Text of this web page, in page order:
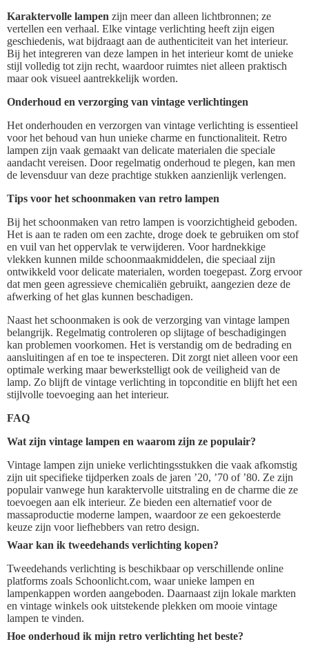
Karaktervolle lampen zijn meer dan alleen lichtbronnen; ze
vertellen een verhaal. Elke vintage verlichting heeft zijn eigen
geschiedenis, wat bijdraagt aan de authenticiteit van het interieur.
Bij het integreren van deze lampen in het interieur komt de unieke
stijl volledig tot zijn recht, waardoor ruimtes niet alleen praktisch
maar ook visueel aantrekkelijk worden.
Onderhoud en verzorging van vintage verlichtingen
Het onderhouden en verzorgen van vintage verlichting is essentieel
voor het behoud van hun unieke charme en functionaliteit. Retro
lampen zijn vaak gemaakt van delicate materialen die speciale
aandacht vereisen. Door regelmatig onderhoud te plegen, kan men
de levensduur van deze prachtige stukken aanzienlijk verlengen.
Tips voor het schoonmaken van retro lampen
Bij het schoonmaken van retro lampen is voorzichtigheid geboden.
Het is aan te raden om een zachte, droge doek te gebruiken om stof
en vuil van het oppervlak te verwijderen. Voor hardnekkige
vlekken kunnen milde schoonmaakmiddelen, die speciaal zijn
ontwikkeld voor delicate materialen, worden toegepast. Zorg ervoor
dat men geen agressieve chemicaliën gebruikt, aangezien deze de
afwerking of het glas kunnen beschadigen.
Naast het schoonmaken is ook de verzorging van vintage lampen
belangrijk. Regelmatig controleren op slijtage of beschadigingen
kan problemen voorkomen. Het is verstandig om de bedrading en
aansluitingen af en toe te inspecteren. Dit zorgt niet alleen voor een
optimale werking maar bewerkstelligt ook de veiligheid van de
lamp. Zo blijft de vintage verlichting in topconditie en blijft het een
stijlvolle toevoeging aan het interieur.
FAQ
Wat zijn vintage lampen en waarom zijn ze populair?
Vintage lampen zijn unieke verlichtingsstukken die vaak afkomstig
zijn uit specifieke tijdperken zoals de jaren ’20, ’70 of ’80. Ze zijn
populair vanwege hun karaktervolle uitstraling en de charme die ze
toevoegen aan elk interieur. Ze bieden een alternatief voor de
massaproductie moderne lampen, waardoor ze een gekoesterde
keuze zijn voor liefhebbers van retro design.
Waar kan ik tweedehands verlichting kopen?
Tweedehands verlichting is beschikbaar op verschillende online
platforms zoals Schoonlicht.com, waar unieke lampen en
lampenkappen worden aangeboden. Daarnaast zijn lokale markten
en vintage winkels ook uitstekende plekken om mooie vintage
lampen te vinden.
Hoe onderhoud ik mijn retro verlichting het beste?